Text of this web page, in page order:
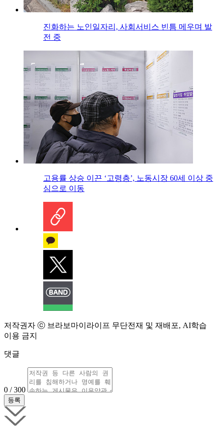
진화하는 노인일자리, 사회서비스 빈틈 메우며 발
전 중
고용률 상승 이끈 ‘고령층’, 노동시장 60세 이상 중
심으로 이동
저작권자 ⓒ 브라보마이라이프 무단전재 및 재배포, AI학습
이용 금지
댓글
0 / 300